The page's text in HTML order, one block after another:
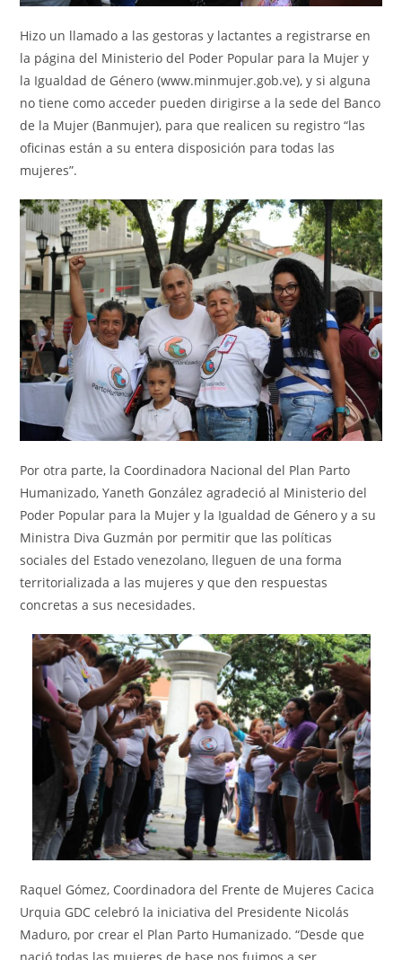
Hizo un llamado a las gestoras y lactantes a registrarse en
la página del Ministerio del Poder Popular para la Mujer y
la Igualdad de Género (www.minmujer.gob.ve), y si alguna
no tiene como acceder pueden dirigirse a la sede del Banco
de la Mujer (Banmujer), para que realicen su registro “las
oficinas están a su entera disposición para todas las
mujeres”.
Por otra parte, la Coordinadora Nacional del Plan Parto
Humanizado, Yaneth González agradeció al Ministerio del
Poder Popular para la Mujer y la Igualdad de Género y a su
Ministra Diva Guzmán por permitir que las políticas
sociales del Estado venezolano, lleguen de una forma
territorializada a las mujeres y que den respuestas
concretas a sus necesidades.
Raquel Gómez, Coordinadora del Frente de Mujeres Cacica
Urquia GDC celebró la iniciativa del Presidente Nicolás
Maduro, por crear el Plan Parto Humanizado. “Desde que
nació todas las mujeres de base nos fuimos a ser